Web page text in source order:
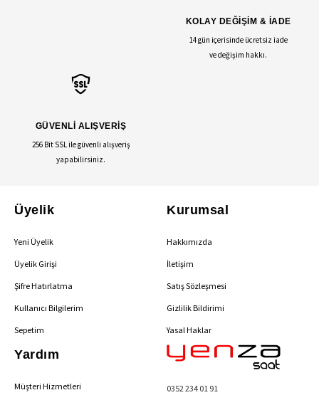
KOLAY DEĞİŞİM & İADE
14 gün içerisinde ücretsiz iade
ve değişim hakkı.
GÜVENLİ ALIŞVERİŞ
256 Bit SSL ile güvenli alışveriş
yapabilirsiniz.
Üyelik
Yeni Üyelik
Üyelik Girişi
Şifre Hatırlatma
Kullanıcı Bilgilerim
Sepetim
Kurumsal
Hakkımızda
İletişim
Satış Sözleşmesi
Gizlilik Bildirimi
Yasal Haklar
Yardım
Müşteri Hizmetleri 0352 234 01 91